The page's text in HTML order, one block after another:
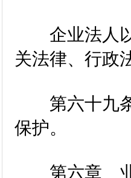
企业法人以
关法律、行政
第六十九条
保护。
第六章 业